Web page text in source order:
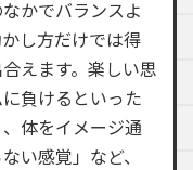
かでバランスよ
し方だけでは得
えます。楽しい思
負けるといった
体をイメージ通
い感覚」など、